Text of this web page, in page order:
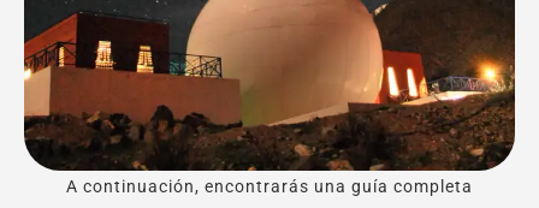
A continuación, encontrarás una guía completa